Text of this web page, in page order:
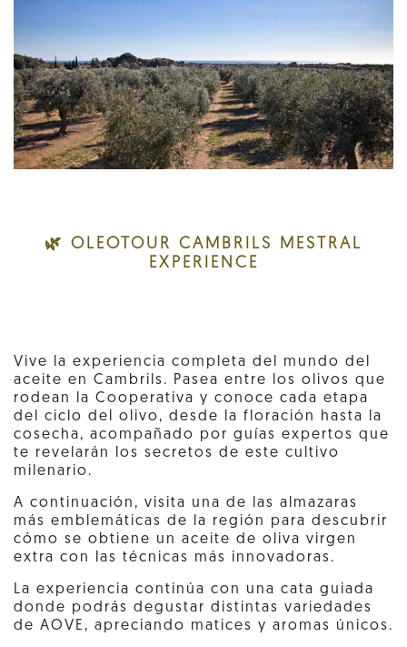
🌿 OLEOTOUR CAMBRILS MESTRAL
EXPERIENCE
Vive la experiencia completa del mundo del
aceite en Cambrils. Pasea entre los olivos que
rodean la Cooperativa y conoce cada etapa
del ciclo del olivo, desde la floración hasta la
cosecha, acompañado por guías expertos que
te revelarán los secretos de este cultivo
milenario.
A continuación, visita una de las almazaras
más emblemáticas de la región para descubrir
cómo se obtiene un aceite de oliva virgen
extra con las técnicas más innovadoras.
La experiencia continúa con una cata guiada
donde podrás degustar distintas variedades
de AOVE, apreciando matices y aromas únicos.